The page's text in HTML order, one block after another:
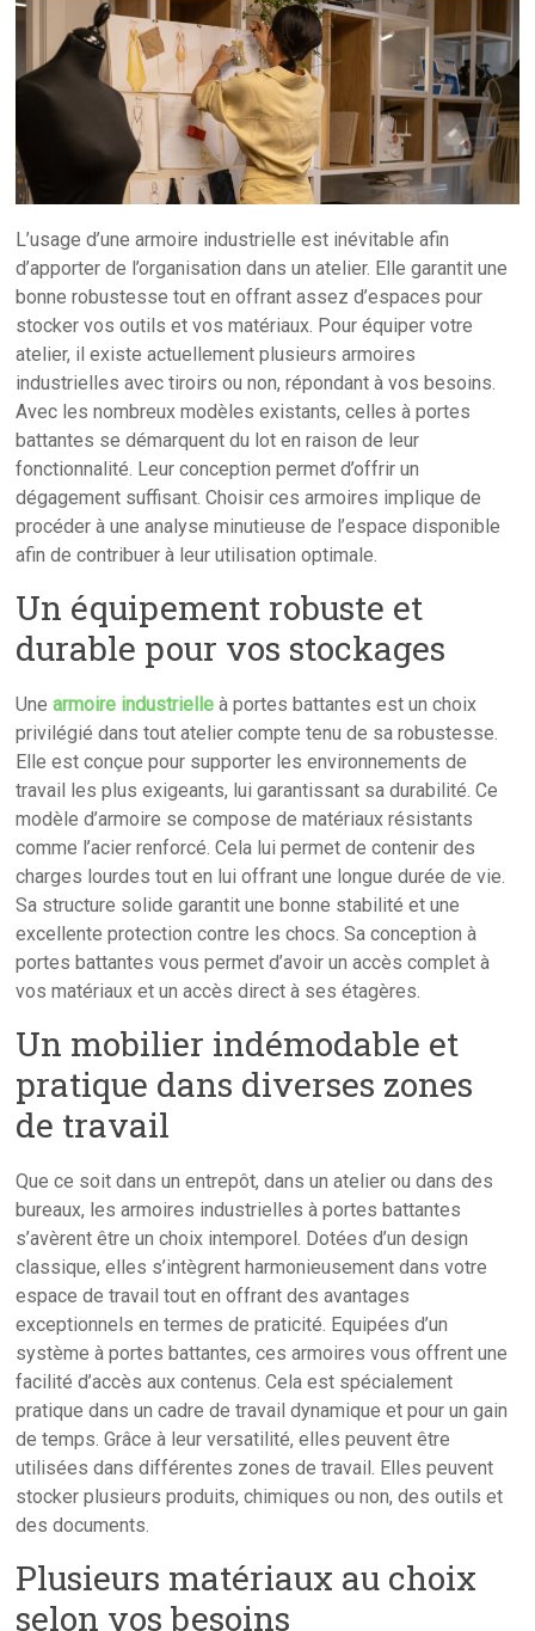
L’usage d’une armoire industrielle est inévitable afin
d’apporter de l’organisation dans un atelier. Elle garantit une
bonne robustesse tout en offrant assez d’espaces pour
stocker vos outils et vos matériaux. Pour équiper votre
atelier, il existe actuellement plusieurs armoires
industrielles avec tiroirs ou non, répondant à vos besoins.
Avec les nombreux modèles existants, celles à portes
battantes se démarquent du lot en raison de leur
fonctionnalité. Leur conception permet d’offrir un
dégagement suffisant. Choisir ces armoires implique de
procéder à une analyse minutieuse de l’espace disponible
afin de contribuer à leur utilisation optimale.
Un équipement robuste et
durable pour vos stockages
Unearmoire industrielle à portes battantes est un choix
privilégié dans tout atelier compte tenu de sa robustesse.
Elle est conçue pour supporter les environnements de
travail les plus exigeants, lui garantissant sa durabilité. Ce
modèle d’armoire se compose de matériaux résistants
comme l’acier renforcé. Cela lui permet de contenir des
charges lourdes tout en lui offrant une longue durée de vie.
Sa structure solide garantit une bonne stabilité et une
excellente protection contre les chocs. Sa conception à
portes battantes vous permet d’avoir un accès complet à
vos matériaux et un accès direct à ses étagères.
Un mobilier indémodable et
pratique dans diverses zones
de travail
Que ce soit dans un entrepôt, dans un atelier ou dans des
bureaux, les armoires industrielles à portes battantes
s’avèrent être un choix intemporel. Dotées d’un design
classique, elles s’intègrent harmonieusement dans votre
espace de travail tout en offrant des avantages
exceptionnels en termes de praticité. Equipées d’un
système à portes battantes, ces armoires vous offrent une
facilité d’accès aux contenus. Cela est spécialement
pratique dans un cadre de travail dynamique et pour un gain
de temps. Grâce à leur versatilité, elles peuvent être
utilisées dans différentes zones de travail. Elles peuvent
stocker plusieurs produits, chimiques ou non, des outils et
des documents.
Plusieurs matériaux au choix
selon vos besoins